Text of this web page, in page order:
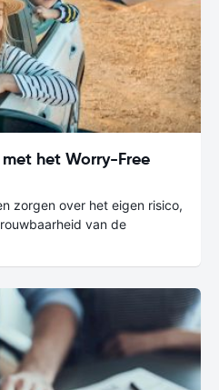
het Worry-Free
zorgen over het eigen risico,
van de